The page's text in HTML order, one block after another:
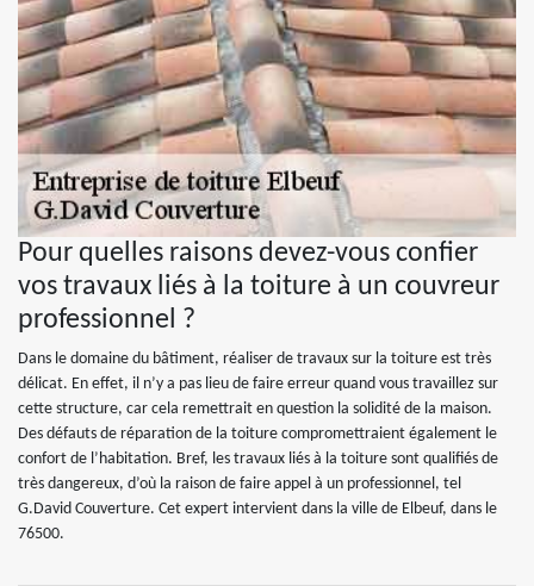
Pour quelles raisons devez-vous confier
vos travaux liés à la toiture à un couvreur
professionnel ?
Dans le domaine du bâtiment, réaliser de travaux sur la toiture est très
délicat. En effet, il n’y a pas lieu de faire erreur quand vous travaillez sur
cette structure, car cela remettrait en question la solidité de la maison.
Des défauts de réparation de la toiture compromettraient également le
confort de l’habitation. Bref, les travaux liés à la toiture sont qualifiés de
très dangereux, d’où la raison de faire appel à un professionnel, tel
G.David Couverture. Cet expert intervient dans la ville de Elbeuf, dans le
76500.